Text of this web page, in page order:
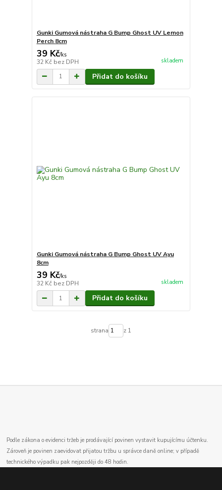
Gunki Gumová nástraha G Bump Ghost UV Lemon
Perch 8cm
39 Kč/ks
32 Kč bez DPH skladem
Přidat do košíku
Gunki Gumová nástraha G Bump Ghost UV Ayu
8cm
39 Kč/ks
32 Kč bez DPH skladem
Přidat do košíku
strana z 1
Podle zákona o evidenci tržeb je prodávající povinen vystavit kupujícímu účtenku.
Zároveň je povinen zaevidovat přijatou tržbu u správce daně online; v případě
technického výpadku pak nejpozději do 48 hodin.